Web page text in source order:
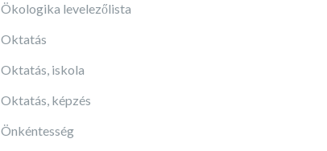
Ökologika levelezőlista
Oktatás
Oktatás, iskola
Oktatás, képzés
Önkéntesség